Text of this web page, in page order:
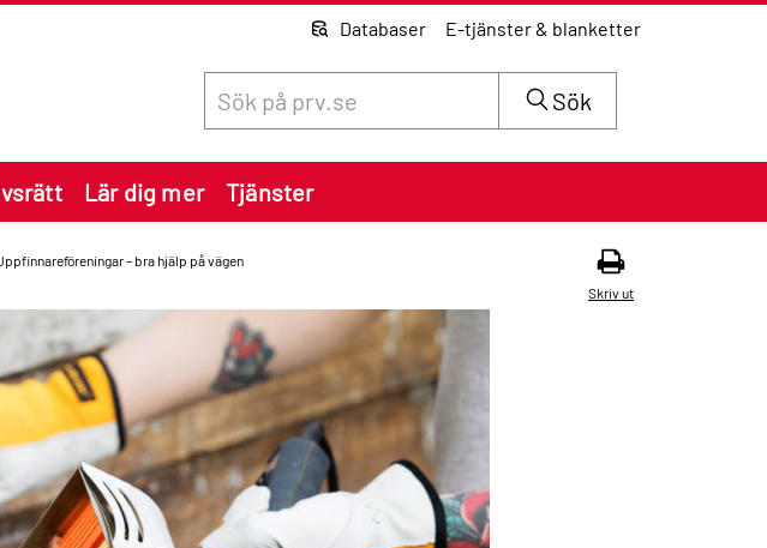
Databaser E-tjänster & blanketter
Sök
Lär dig mer Tjänster
– bra hjälp på vägen
Skriv ut